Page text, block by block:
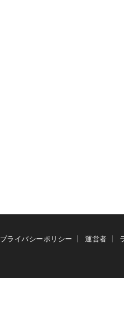
プライバシーポリシー 運営者